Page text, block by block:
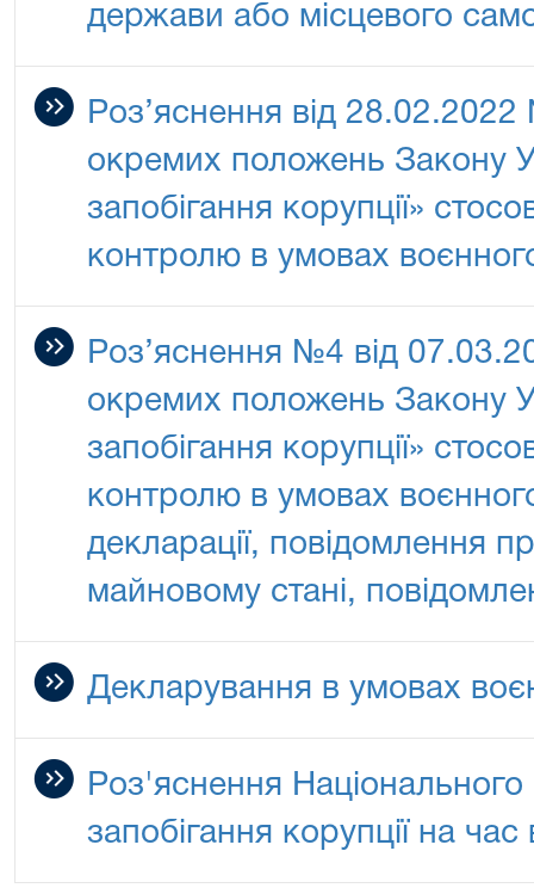
держави або місцевого
Роз’яснення від
окремих положень Закону
запобігання корупції»
контролю в умовах
Роз’яснення №4 від
окремих положень Закону
запобігання корупції»
контролю в умовах
декларації, повідомлення
майновому стані,
Декларування в умовах
Роз'яснення Національного
запобігання корупції на час